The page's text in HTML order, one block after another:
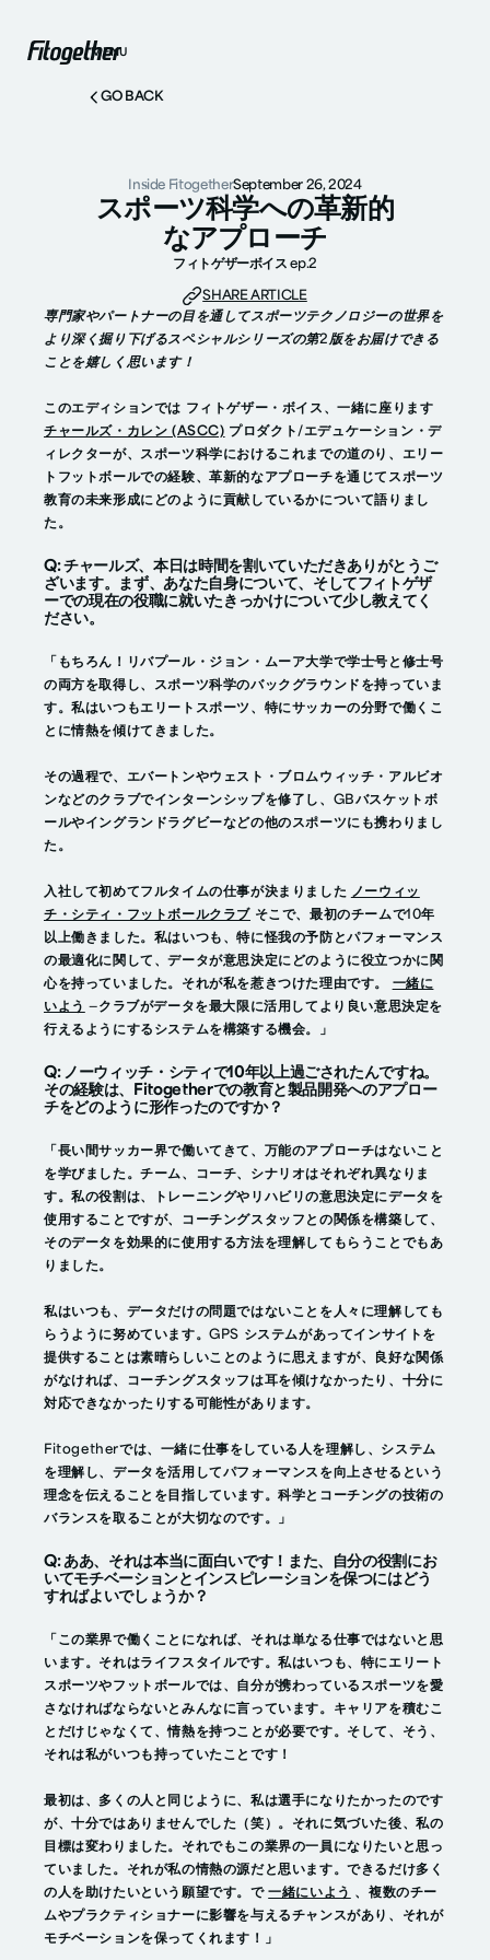
MENU
GO BACK
Inside FitogetherSeptember 26, 2024
スポーツ科学への革新的
なアプローチ
フィトゲザーボイス ep.2
SHARE ARTICLE
専門家やパートナーの目を通してスポーツテクノロジーの世界を
より深く掘り下げるスペシャルシリーズの第2版をお届けできる
ことを嬉しく思います！
このエディションでは フィトゲザー・ボイス 、一緒に座ります
チャールズ・カレン (ASCC) プロダクト/エデュケーション・デ
ィレクターが、スポーツ科学におけるこれまでの道のり、エリー
トフットボールでの経験、革新的なアプローチを通じてスポーツ
教育の未来形成にどのように貢献しているかについて語りまし
た。
Q: チャールズ、本日は時間を割いていただきありがとうご
ざいます。まず、あなた自身について、そしてフィトゲザ
ーでの現在の役職に就いたきっかけについて少し教えてく
ださい。
「もちろん！リバプール・ジョン・ムーア大学で学士号と修士号
の両方を取得し、スポーツ科学のバックグラウンドを持っていま
す。私はいつもエリートスポーツ、特にサッカーの分野で働くこ
とに情熱を傾けてきました。
その過程で、エバートンやウェスト・ブロムウィッチ・アルビオ
ンなどのクラブでインターンシップを修了し、GBバスケットボ
ールやイングランドラグビーなどの他のスポーツにも携わりまし
た。
入社して初めてフルタイムの仕事が決まりました ノーウィッ
チ・シティ・フットボールクラブ そこで、最初のチームで10年
以上働きました。私はいつも、特に怪我の予防とパフォーマンス
の最適化に関して、データが意思決定にどのように役立つかに関
心を持っていました。それが私を惹きつけた理由です。 一緒に
いよう —クラブがデータを最大限に活用してより良い意思決定を
行えるようにするシステムを構築する機会。」
Q: ノーウィッチ・シティで10年以上過ごされたんですね。
その経験は、Fitogetherでの教育と製品開発へのアプロー
チをどのように形作ったのですか？
「長い間サッカー界で働いてきて、万能のアプローチはないこと
を学びました。チーム、コーチ、シナリオはそれぞれ異なりま
す。私の役割は、トレーニングやリハビリの意思決定にデータを
使用することですが、コーチングスタッフとの関係を構築して、
そのデータを効果的に使用する方法を理解してもらうことでもあ
りました。
私はいつも、データだけの問題ではないことを人々に理解しても
らうように努めています。GPS システムがあってインサイトを
提供することは素晴らしいことのように思えますが、良好な関係
がなければ、コーチングスタッフは耳を傾けなかったり、十分に
対応できなかったりする可能性があります。
Fitogetherでは、一緒に仕事をしている人を理解し、システム
を理解し、データを活用してパフォーマンスを向上させるという
理念を伝えることを目指しています。科学とコーチングの技術の
バランスを取ることが大切なのです。」
Q: ああ、それは本当に面白いです！また、自分の役割にお
いてモチベーションとインスピレーションを保つにはどう
すればよいでしょうか？
「この業界で働くことになれば、それは単なる仕事ではないと思
います。それはライフスタイルです。私はいつも、特にエリート
スポーツやフットボールでは、自分が携わっているスポーツを愛
さなければならないとみんなに言っています。キャリアを積むこ
とだけじゃなくて、情熱を持つことが必要です。そして、そう、
それは私がいつも持っていたことです！
最初は、多くの人と同じように、私は選手になりたかったのです
が、十分ではありませんでした（笑）。それに気づいた後、私の
目標は変わりました。それでもこの業界の一員になりたいと思っ
ていました。それが私の情熱の源だと思います。できるだけ多く
の人を助けたいという願望です。で一緒にいよう 、複数のチー
ムやプラクティショナーに影響を与えるチャンスがあり、それが
モチベーションを保ってくれます！」